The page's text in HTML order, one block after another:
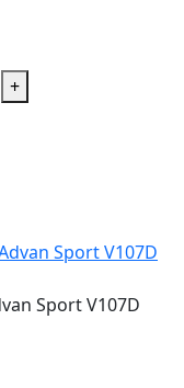
+
Sport V107D